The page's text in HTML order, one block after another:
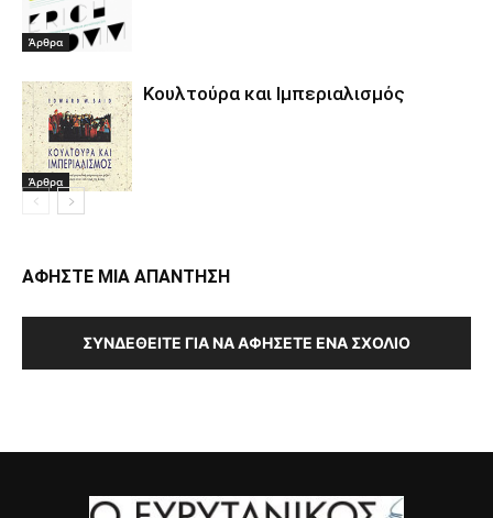
Άρθρα
Άρθρα
Κουλτούρα και Ιμπεριαλισμός
ΑΦΗΣΤΕ ΜΙΑ ΑΠΑΝΤΗΣΗ
ΣΥΝΔΕΘΕΊΤΕ ΓΙΑ ΝΑ ΑΦΉΣΕΤΕ ΈΝΑ ΣΧΌΛΙΟ